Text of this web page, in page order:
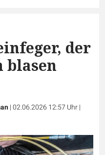
der
blasen
|02.06.2026 12:57 Uhr|